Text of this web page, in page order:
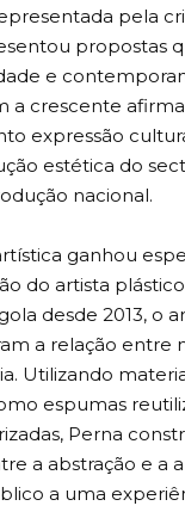
pela
propostas
e
a crescente
expressão
estética do
nacional.
ganhou
do artista
desde 2013, o
a relação entre
Utilizando
espumas
Perna
a abstração e a
a uma